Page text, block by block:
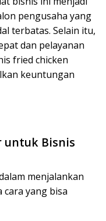
pengusaha yang
terbatas. Selain itu,
dan pelayanan
fried chicken
keuntungan
untuk Bisnis
menjalankan
cara yang bisa